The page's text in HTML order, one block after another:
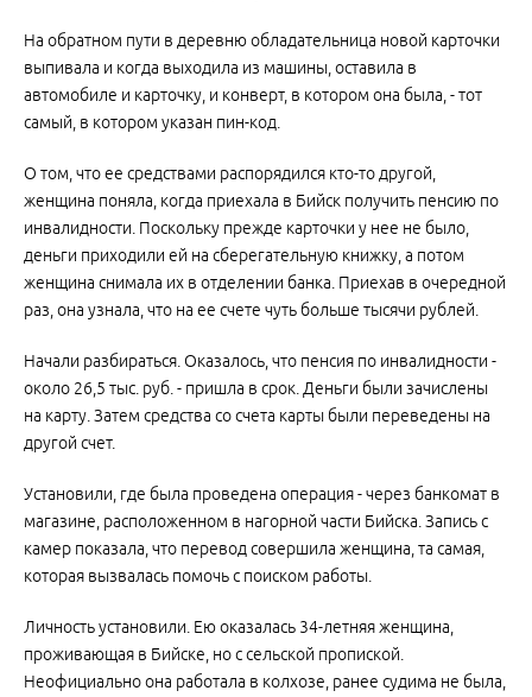
На обратном пути в деревню обладательница новой карточки
выпивала и когда выходила из машины, оставила в
автомобиле и карточку, и конверт, в котором она была, - тот
самый, в котором указан пин-код.
О том, что ее средствами распорядился кто-то другой,
женщина поняла, когда приехала в Бийск получить пенсию по
инвалидности. Поскольку прежде карточки у нее не было,
деньги приходили ей на сберегательную книжку, а потом
женщина снимала их в отделении банка. Приехав в очередной
раз, она узнала, что на ее счете чуть больше тысячи рублей.
Начали разбираться. Оказалось, что пенсия по инвалидности -
около 26,5 тыс. руб. - пришла в срок. Деньги были зачислены
на карту. Затем средства со счета карты были переведены на
другой счет.
Установили, где была проведена операция - через банкомат в
магазине, расположенном в нагорной части Бийска. Запись с
камер показала, что перевод совершила женщина, та самая,
которая вызвалась помочь с поиском работы.
Личность установили. Ею оказалась 34-летняя женщина,
проживающая в Бийске, но с сельской пропиской.
Неофициально она работала в колхозе, ранее судима не была,